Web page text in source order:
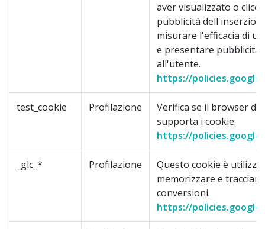
aver visualizzato o
pubblicità
misurare l'efficacia di
e presentare pubblicità
all'utente.
https://
test_cookie Profilazione
Verifica se il browser
supporta i cookie.
https://
_glc_* Profilazione
Questo cookie è
memorizzare e
conversioni.
https://